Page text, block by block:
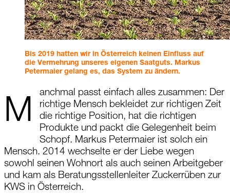
Bis 2019 hatten wir in Österreich keinen Einfluss auf
die Vermehrung unseres eigenen Saatguts. Markus
Petermaier gelang es, das System zu ändern.
M
anchmal passt einfach alles zusammen: Der
richtige Mensch bekleidet zur richtigen Zeit
die richtige Position, hat die richtigen
Produkte und packt die Gelegenheit beim
Schopf. Markus Petermaierist solch ein
Mensch. 2014 wechselte er der Liebe wegen
sowohl seinen Wohnort als auch seinen Arbeitgeber
und kam als Beratungsstellenleiter Zuckerrüben zur
KWS in Österreich.